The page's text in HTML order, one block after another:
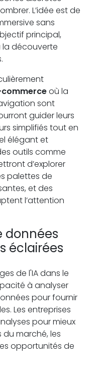
L’idée est de
sans
principal,
découverte
où la
sont
guider leurs
simplifiés tout en
élégant et
outils comme
d’explorer
palettes de
et des
l’attention
données
éclairées
de l'IA dans le
à analyser
pour fournir
Les entreprises
pour mieux
marché, les
opportunités de